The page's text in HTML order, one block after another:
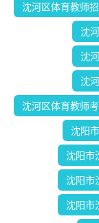
沈河区体育教师
沈
沈
沈
沈河区体育教师
沈阳
沈阳市
沈阳市
沈阳市